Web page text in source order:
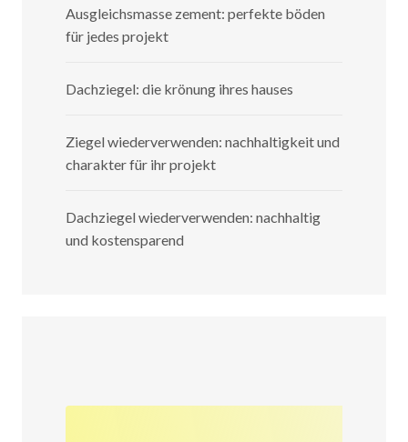
Ausgleichsmasse zement: perfekte böden
für jedes projekt
Dachziegel: die krönung ihres hauses
Ziegel wiederverwenden: nachhaltigkeit und
charakter für ihr projekt
Dachziegel wiederverwenden: nachhaltig
und kostensparend